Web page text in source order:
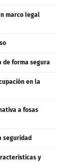
marco legal
de forma segura
en la
a fosas
seguridad
y